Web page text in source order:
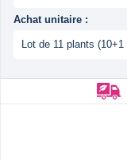
Achat unitaire :
Lot de 11 plants (10+1